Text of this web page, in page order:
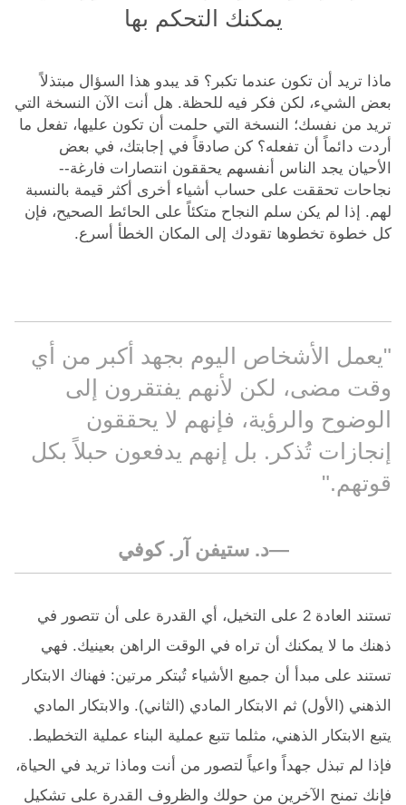
يمكنك التحكم بها
ماذا تريد أن تكون عندما تكبر؟ قد يبدو هذا السؤال مبتذلاً
بعض الشيء، لكن فكر فيه للحظة. هل أنت الآن النسخة التي
تريد من نفسك؛ النسخة التي حلمت أن تكون عليها، تفعل ما
أردت دائماً أن تفعله؟ كن صادقاً في إجابتك، في بعض
الأحيان يجد الناس أنفسهم يحققون انتصارات فارغة--
نجاحات تحققت على حساب أشياء أخرى أكثر قيمة بالنسبة
لهم. إذا لم يكن سلم النجاح متكئاً على الحائط الصحيح، فإن
كل خطوة تخطوها تقودك إلى المكان الخطأ أسرع.
"يعمل الأشخاص اليوم بجهد أكبر من أي
وقت مضى، لكن لأنهم يفتقرون إلى
الوضوح والرؤية، فإنهم لا يحققون
إنجازات تُذكر. بل إنهم يدفعون حبلاً بكل
قوتهم."
د. ستيفن آر. كوفي
تستند العادة 2 على التخيل، أي القدرة على أن تتصور في
ذهنك ما لا يمكنك أن تراه في الوقت الراهن بعينيك. فهي
تستند على مبدأ أن جميع الأشياء تُبتكر مرتين: فهناك الابتكار
الذهني (الأول) ثم الابتكار المادي (الثاني). والابتكار المادي
يتبع الابتكار الذهني، مثلما تتبع عملية البناء عملية التخطيط.
فإذا لم تبذل جهداً واعياً لتصور من أنت وماذا تريد في الحياة،
فإنك تمنح الآخرين من حولك والظروف القدرة على تشكيل